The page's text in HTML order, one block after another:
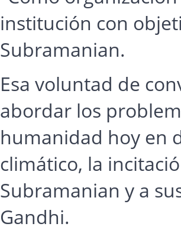
institución con
Subramanian.
Esa voluntad de
abordar los
humanidad hoy en
climático, la
Subramanian y a
Gandhi.